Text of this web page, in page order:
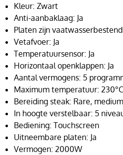
Kleur: Zwart
Anti-aanbaklaag: Ja
Platen zijn
Vetafvoer: Ja
Temperatuursensor: Ja
Horizontaal openklappen: Ja
Aantal vermogens: 5
Maximum temperatuur: 230°C
Bereiding steak: Rare,
In hoogte verstelbaar: 5
Bediening: Touchscreen
Uitneembare platen: Ja
Vermogen: 2000W